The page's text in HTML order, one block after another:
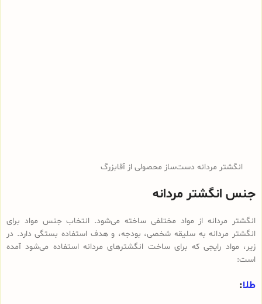
انگشتر مردانه دست‌ساز محصولی از آقابزرگ
جنس انگشتر مردانه
انگشتر مردانه از مواد مختلفی ساخته می‌شود. انتخاب جنس مواد برای
انگشتر مردانه به سلیقه شخصی، بودجه، و هدف استفاده بستگی دارد. در
زیر، مواد رایجی که برای ساخت انگشترهای مردانه استفاده می‌شود آمده
است:
طلا: